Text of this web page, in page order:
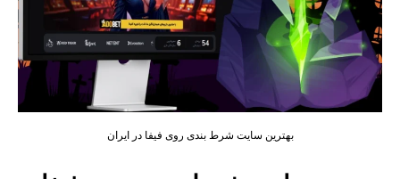
بهترین سایت شرط بندی روی فیفا در ایران